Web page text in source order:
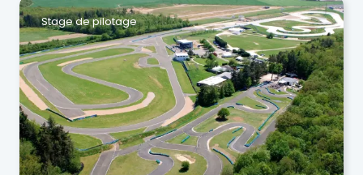
Stage de pilotage